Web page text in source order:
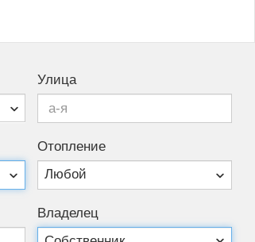
Улица
Ото­пле­ние
Владелец